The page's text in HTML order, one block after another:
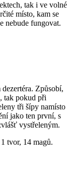
tak i ve volné
místo, kam se
nebude fungovat.
Způsobí,
tak pokud při
tři šípy namísto
jako ten první, s
vystřeleným.
tvor, 14 magů.